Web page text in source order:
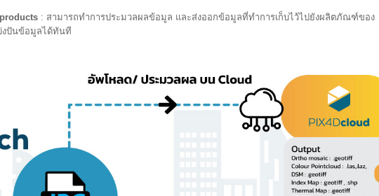
: สามารถทำการประมวลผลข้อมูล และส่งออกข้อมูลที่ทำการเก็บไว้ไปยังผลิตภัณฑ์ของ
งปันข้อมูลได้ทันที